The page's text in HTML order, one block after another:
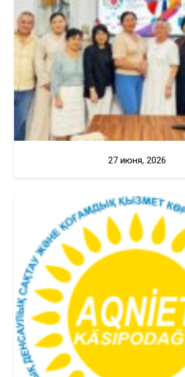
27 июня, 2026